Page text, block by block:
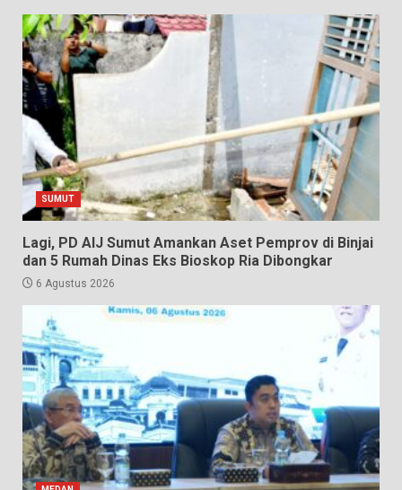
SUMUT
Lagi, PD AIJ Sumut Amankan Aset Pemprov di Binjai
dan 5 Rumah Dinas Eks Bioskop Ria Dibongkar
6 Agustus 2026